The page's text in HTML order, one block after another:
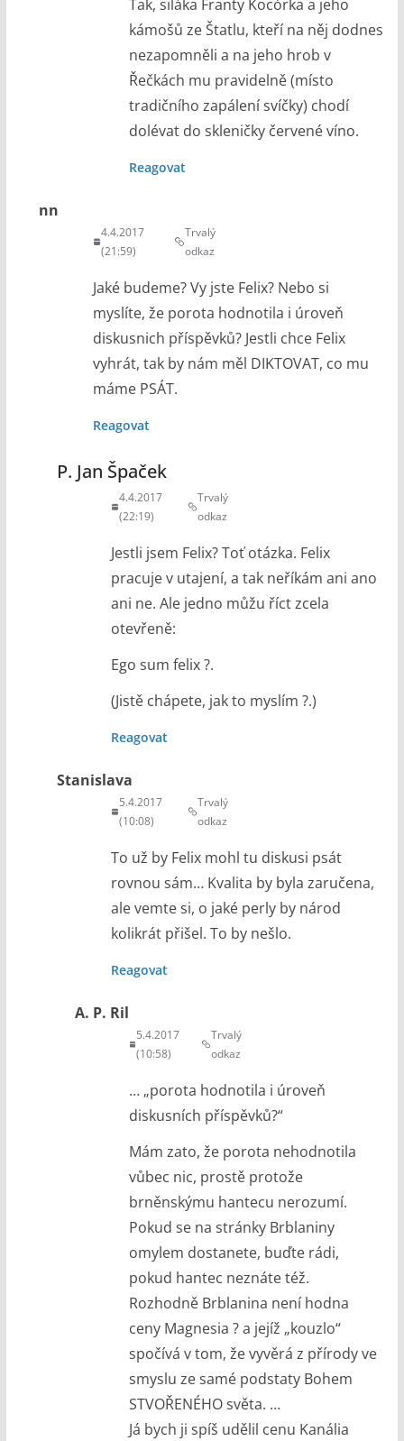
Tak, siláka Franty Kocórka a jeho
kámošů ze Štatlu, kteří na něj dodnes
nezapomněli a na jeho hrob v
Řečkách mu pravidelně (místo
tradičního zapálení svíčky) chodí
dolévat do skleničky červené víno.
Reagovat
nn
4.4.2017
(21:59)
Trvalý
odkaz
Jaké budeme? Vy jste Felix? Nebo si
myslíte, že porota hodnotila i úroveň
diskusnich příspěvků? Jestli chce Felix
vyhrát, tak by nám měl DIKTOVAT, co mu
máme PSÁT.
Reagovat
P. Jan Špaček
4.4.2017
(22:19)
Trvalý
odkaz
Jestli jsem Felix? Toť otázka. Felix
pracuje v utajení, a tak neříkám ani ano
ani ne. Ale jedno můžu říct zcela
otevřeně:
Ego sum felix ?.
(Jistě chápete, jak to myslím ?.)
Reagovat
Stanislava
5.4.2017
(10:08)
Trvalý
odkaz
To už by Felix mohl tu diskusi psát
rovnou sám… Kvalita by byla zaručena,
ale vemte si, o jaké perly by národ
kolikrát přišel. To by nešlo.
Reagovat
A. P. Ril
5.4.2017
(10:58)
Trvalý
odkaz
… „porota hodnotila i úroveň
diskusních příspěvků?“
Mám zato, že porota nehodnotila
vůbec nic, prostě protože
brněnskýmu hantecu nerozumí.
Pokud se na stránky Brblaniny
omylem dostanete, buďte rádi,
pokud hantec neznáte též.
Rozhodně Brblanina není hodna
ceny Magnesia ? a jejíž „kouzlo“
spočívá v tom, že vyvěrá z přírody ve
smyslu ze samé podstaty Bohem
STVOŘENÉHO světa. …
Já bych ji spíš udělil cenu Kanália